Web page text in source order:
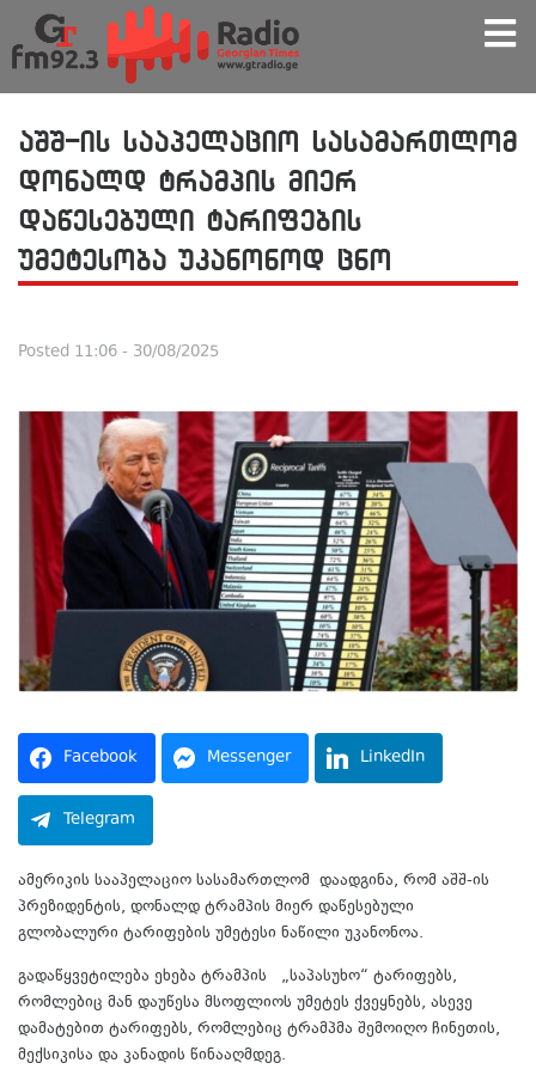
აშშ-ის სააპელაციო სასამართლომ
დონალდ ტრამპის მიერ
დაწესებული ტარიფების
უმეტესობა უკანონოდ ცნო
Posted 11:06 - 30/08/2025
Facebook Messenger LinkedIn
Telegram
ამერიკის სააპელაციო სასამართლომ დაადგინა, რომ აშშ-ის
პრეზიდენტის, დონალდ ტრამპის მიერ დაწესებული
გლობალური ტარიფების უმეტესი ნაწილი უკანონოა.
გადაწყვეტილება ეხება ტრამპის „საპასუხო“ ტარიფებს,
რომლებიც მან დაუწესა მსოფლიოს უმეტეს ქვეყნებს, ასევე
დამატებით ტარიფებს, რომლებიც ტრამპმა შემოიღო ჩინეთის,
მექსიკისა და კანადის წინააღმდეგ.